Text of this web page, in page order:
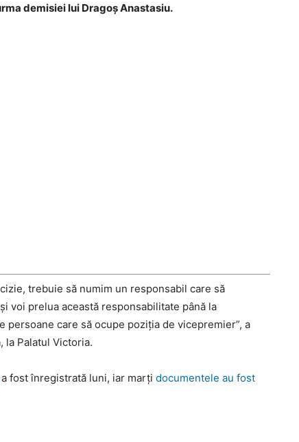
demisiei lui Dragoș Anastasiu.
trebuie să numim un responsabil care să
voi prelua această responsabilitate până la
care să ocupe poziția de vicepremier”, a
la Palatul Victoria.
a fost înregistrată luni, iar marți documentele au fost